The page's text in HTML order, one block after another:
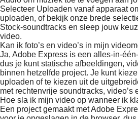
Selecteer Uploaden vanaf apparaat
uploaden, of bekijk onze brede
Stock-soundtracks en sleep jouw
video.
Kan ik foto’s en video’s in mijn
Ja, Adobe Express is een alles-in-
dus je kunt statische afbeeldingen,
binnen hetzelfde project. Je kunt
uploaden of te kiezen uit de
met rechtenvrije soundtracks, video’s
Hoe sla ik mijn video op wanneer ik
Een project gemaakt met Adobe